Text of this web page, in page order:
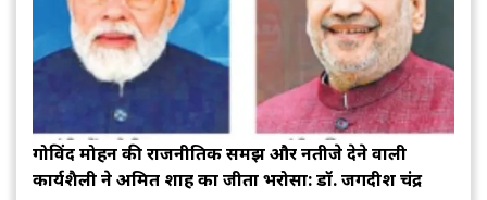
गोविंद मोहन की राजनीतिक समझ और नतीजे देने वाली
कार्यशैली ने अमित शाह का जीता भरोसा: डॉ. जगदीश चंद्र